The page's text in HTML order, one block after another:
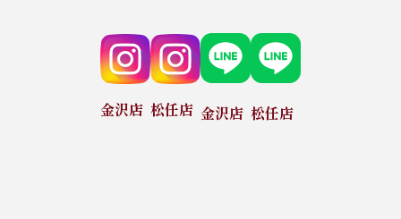
金沢店 松任店 金沢店 松任店